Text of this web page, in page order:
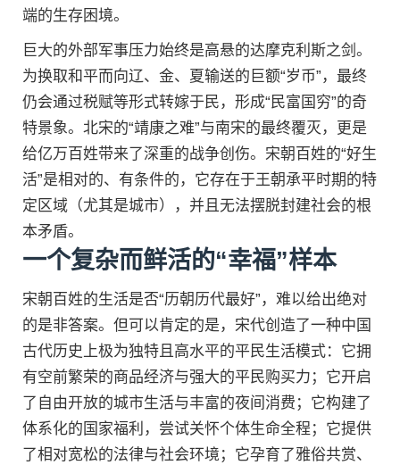
端的生存困境。
巨大的外部军事压力始终是高悬的达摩克利斯之剑。
为换取和平而向辽、金、夏输送的巨额“岁币”，最终
仍会通过税赋等形式转嫁于民，形成“民富国穷”的奇
特景象。北宋的“靖康之难”与南宋的最终覆灭，更是
给亿万百姓带来了深重的战争创伤。宋朝百姓的“好生
活”是相对的、有条件的，它存在于王朝承平时期的特
定区域（尤其是城市），并且无法摆脱封建社会的根
本矛盾。
一个复杂而鲜活的“幸福”样本
宋朝百姓的生活是否“历朝历代最好”，难以给出绝对
的是非答案。但可以肯定的是，宋代创造了一种中国
古代历史上极为独特且高水平的平民生活模式：它拥
有空前繁荣的商品经济与强大的平民购买力；它开启
了自由开放的城市生活与丰富的夜间消费；它构建了
体系化的国家福利，尝试关怀个体生命全程；它提供
了相对宽松的法律与社会环境；它孕育了雅俗共赏、